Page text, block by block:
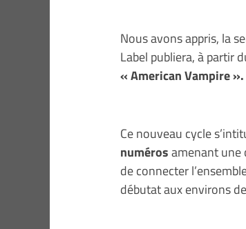
Nous avons appris, la
Label publiera, à partir
« American Vampire ».
Ce nouveau cycle
numérosamenant une
de connecter
débutat aux environs